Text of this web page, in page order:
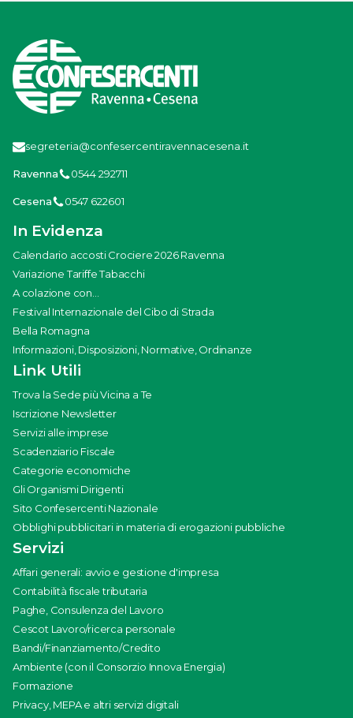
segreteria@confesercentiravennacesena.it
Ravenna 0544 292711
Cesena 0547 622601
In Evidenza
Calendario accosti Crociere 2026 Ravenna
Variazione Tariffe Tabacchi
A colazione con...
Festival Internazionale del Cibo di Strada
Bella Romagna
Informazioni, Disposizioni, Normative, Ordinanze
Link Utili
Trova la Sede più Vicina a Te
Iscrizione Newsletter
Servizi alle imprese
Scadenziario Fiscale
Categorie economiche
Gli Organismi Dirigenti
Sito Confesercenti Nazionale
Obblighi pubblicitari in materia di erogazioni pubbliche
Servizi
Affari generali: avvio e gestione d'impresa
Contabilità fiscale tributaria
Paghe, Consulenza del Lavoro
Cescot Lavoro/ricerca personale
Bandi/Finanziamento/Credito
Ambiente (con il Consorzio Innova Energia)
Formazione
Privacy, MEPA e altri servizi digitali